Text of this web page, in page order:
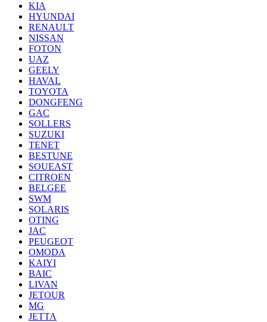
KIA
HYUNDAI
RENAULT
NISSAN
FOTON
UAZ
GEELY
HAVAL
TOYOTA
DONGFENG
GAC
SOLLERS
SUZUKI
TENET
BESTUNE
SOUEAST
CITROEN
BELGEE
SWM
SOLARIS
OTING
JAC
PEUGEOT
OMODA
KAIYI
BAIC
LIVAN
JETOUR
MG
JETTA